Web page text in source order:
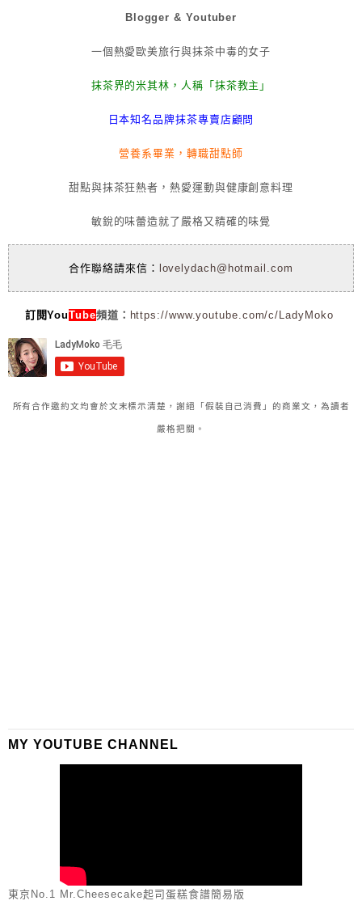
Blogger & Youtuber
一個熱愛歐美旅行與抹茶中毒的女子
抹茶界的米其林，人稱「抹茶教主」
日本知名品牌抹茶專賣店顧問
營養系畢業，轉職甜點師
甜點與抹茶狂熱者，熱愛運動與健康創意料理
敏銳的味蕾造就了嚴格又精確的味覺
合作聯絡請來信： lovelydach@hotmail.com
訂閱YouTube頻道： https://www.youtube.com/c/LadyMoko
所有合作邀約文均會於文末標示清楚，謝絕「假裝自己消費」的商業文，為讀者
嚴格把關。
MY YOUTUBE CHANNEL
東京No.1 Mr.Cheesecake起司蛋糕食譜簡易版